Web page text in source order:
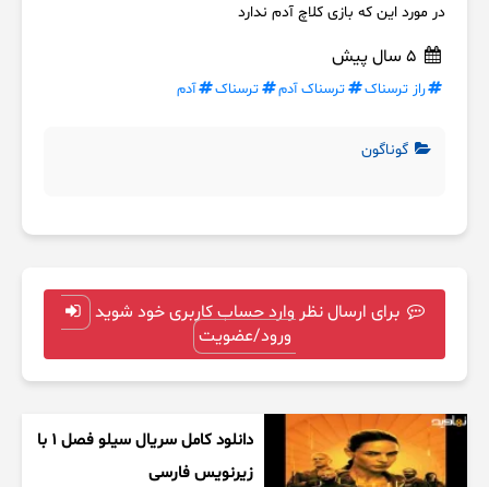
در مورد این که بازی کلاچ آدم ندارد
راز ترسناک ترسناک آدم ترسناک آدم
گوناگون
برای ارسال نظر وارد حساب کاربری خود شوید
ورود/عضویت
دانلود کامل سریال سیلو فصل ۱ با
زیرنویس فارسی